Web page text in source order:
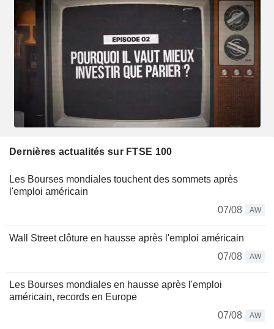
Dernières actualités sur FTSE 100
Les Bourses mondiales touchent des sommets après
l'emploi américain
07/08
AW
Wall Street clôture en hausse après l'emploi américain
07/08
AW
Les Bourses mondiales en hausse après l'emploi
américain, records en Europe
07/08
AW